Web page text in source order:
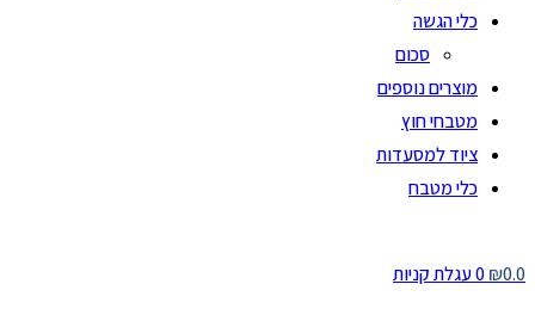
כלי הגשה
סכום
מוצרים נוספים
מטבחי חוץ
ציוד למסעדות
כלי מטבח
₪0.0
0 עגלת קניות